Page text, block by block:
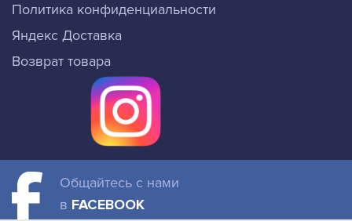
Политика конфиденциальности
Яндекс Доставка
Возврат товара
Общайтесь с нами
в FACEBOOK